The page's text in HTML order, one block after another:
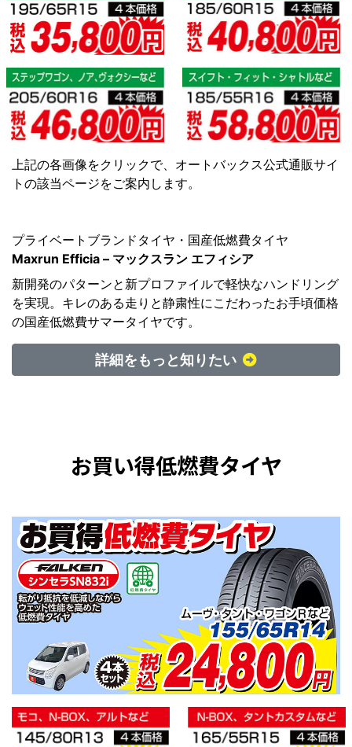
上記の各画像をクリックで、オートバックス公式通販サイ
トの該当ページをご案内します。
プライベートブランドタイヤ・国産低燃費タイヤ
Maxrun Efficia – マックスラン エフィシア
新開発のパターンと新プロファイルで軽快なハンドリング
を実現。キレのある走りと静粛性にこだわったお手頃価格
の国産低燃費サマータイヤです。
詳細をもっと知りたい
お買い得低燃費タイヤ